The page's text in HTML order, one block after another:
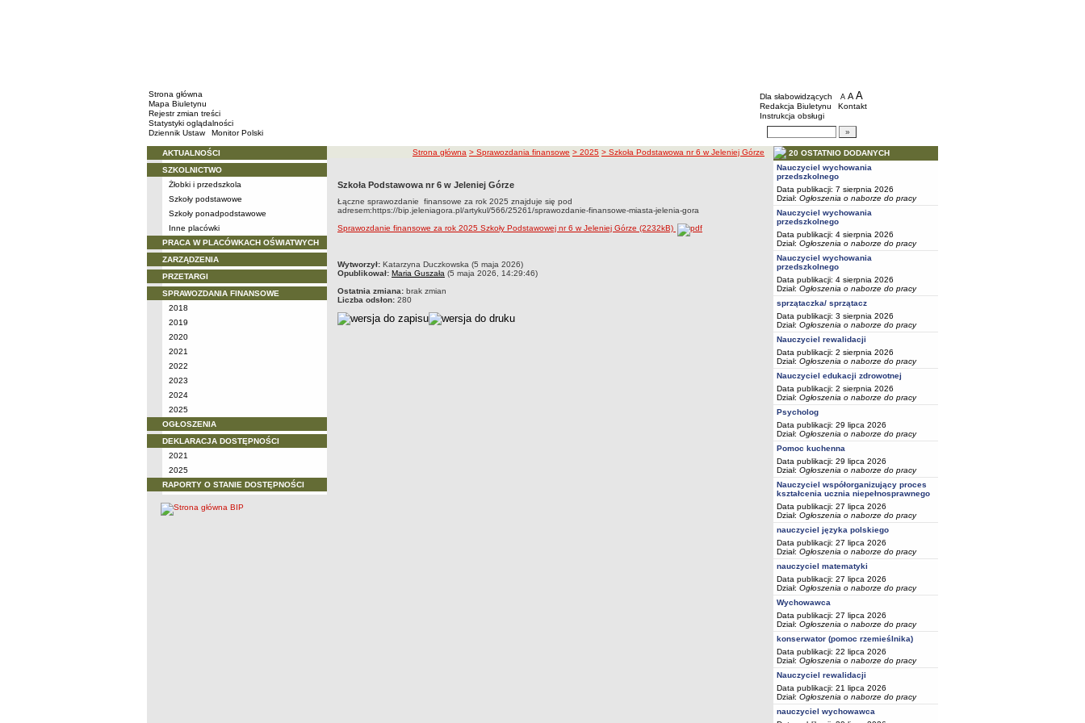
Strona główna
Mapa Biuletynu
Rejestr zmian treści
Statystyki oglądalności
Dziennik Ustaw
Monitor Polski
BIP - Szkoły i placówki wychowawcze
Menu dodatkowe
Dla słabowidzących A pomniejsz czcionkę
A standardowy rozmiar czcionki
A
Redakcja Biuletynu
Kontakt
Instrukcja obsługi
Wyszukiwarka artykułów
Menu
AKTUALNOŚCI
SZKOLNICTWO
Żłobki i przedszkola
Szkoły podstawowe
Szkoły ponadpodstawowe
Inne placówki
PRACA W PLACÓWKACH OŚWIATWYCH
ZARZĄDZENIA
PRZETARGI
SPRAWOZDANIA FINANSOWE
2018
2019
2020
2021
2022
2023
2024
2025
OGŁOSZENIA
DEKLARACJA DOSTĘPNOŚCI
2021
2025
RAPORTY O STANIE DOSTĘPNOŚCI
ścieżka nawigacji
Strona główna > Sprawozdania finansowe > 2025 > Szkoła Podstawowa nr 6 w Jeleniej Górze
Szkoła Podstawowa nr 6 w Jeleniej Górze
Łączne sprawozdanie finansowe za rok 2025 znajduje się pod
adresem:https://bip.jeleniagora.pl/artykul/566/25261/sprawozdanie-finansowe-miasta-jelenia-gora
Sprawozdanie finansowe za rok 2025 Szkoły Podstawowej nr 6 w Jeleniej Górze (2232kB)
metryczka
Wytworzył: Katarzyna Duczkowska (5 maja 2026)
Opublikował: Maria Guszała (5 maja 2026, 14:29:46)
Ostatnia zmiana: brak zmian
Liczba odsłon: 280
20 OSTATNIO DODANYCH
Nauczyciel wychowania
przedszkolnego
Data publikacji: 7 sierpnia 2026
Dział: Ogłoszenia o naborze do pracy
Nauczyciel wychowania
przedszkolnego
Data publikacji: 4 sierpnia 2026
Dział: Ogłoszenia o naborze do pracy
Nauczyciel wychowania
przedszkolnego
Data publikacji: 4 sierpnia 2026
Dział: Ogłoszenia o naborze do pracy
sprzątaczka/ sprzątacz
Data publikacji: 3 sierpnia 2026
Dział: Ogłoszenia o naborze do pracy
Nauczyciel rewalidacji
Data publikacji: 2 sierpnia 2026
Dział: Ogłoszenia o naborze do pracy
Nauczyciel edukacji zdrowotnej
Data publikacji: 2 sierpnia 2026
Dział: Ogłoszenia o naborze do pracy
Psycholog
Data publikacji: 29 lipca 2026
Dział: Ogłoszenia o naborze do pracy
Pomoc kuchenna
Data publikacji: 29 lipca 2026
Dział: Ogłoszenia o naborze do pracy
Nauczyciel współorganizujący proces
kształcenia ucznia niepełnosprawnego
Data publikacji: 27 lipca 2026
Dział: Ogłoszenia o naborze do pracy
nauczyciel języka polskiego
Data publikacji: 27 lipca 2026
Dział: Ogłoszenia o naborze do pracy
nauczyciel matematyki
Data publikacji: 27 lipca 2026
Dział: Ogłoszenia o naborze do pracy
Wychowawca
Data publikacji: 27 lipca 2026
Dział: Ogłoszenia o naborze do pracy
konserwator (pomoc rzemieślnika)
Data publikacji: 22 lipca 2026
Dział: Ogłoszenia o naborze do pracy
Nauczyciel rewalidacji
Data publikacji: 21 lipca 2026
Dział: Ogłoszenia o naborze do pracy
nauczyciel wychowawca